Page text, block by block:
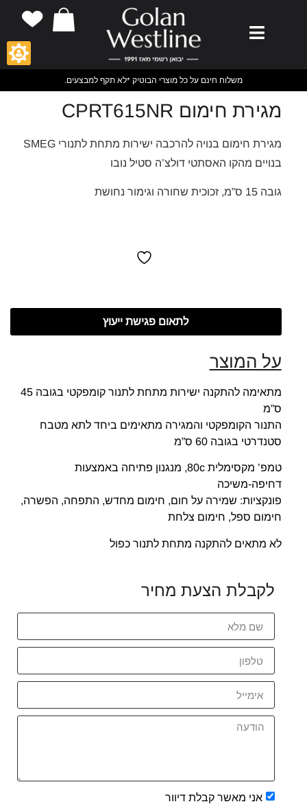
משלוח חינם על כל מוצרי הבוטיק *לא תקף למבצעים.
מגירת חימום CPRT615NR
מגירת חימום בנויה להרכבה ישירות מתחת לתנורי SMEG
בנויים מהקו האסתטי דולצ’ה סטיל נובו
גובה 15 ס”מ, זכוכית שחורה וגימור נחושת
לתאום פגישת ייעוץ
על המוצר
מתאימה להתקנה ישירות מתחת לתנור קומפקטי בגובה 45
ס”מ
התנור הקומפקטי והמגירה מתאימים ביחד לתא מטבח
סטנדרטי בגובה 60 ס”מ
טמפ’ מקסימלית 80c, מנגנון פתיחה באמצעות
דחיפה-משיכה
פונקציות: שמירה על חום, חימום מחדש, התפחה, הפשרה,
חימום ספל, חימום צלחת
לא מתאים להתקנה מתחת לתנור כפול
לקבלת הצעת מחיר
אני מאשר קבלת דיוור